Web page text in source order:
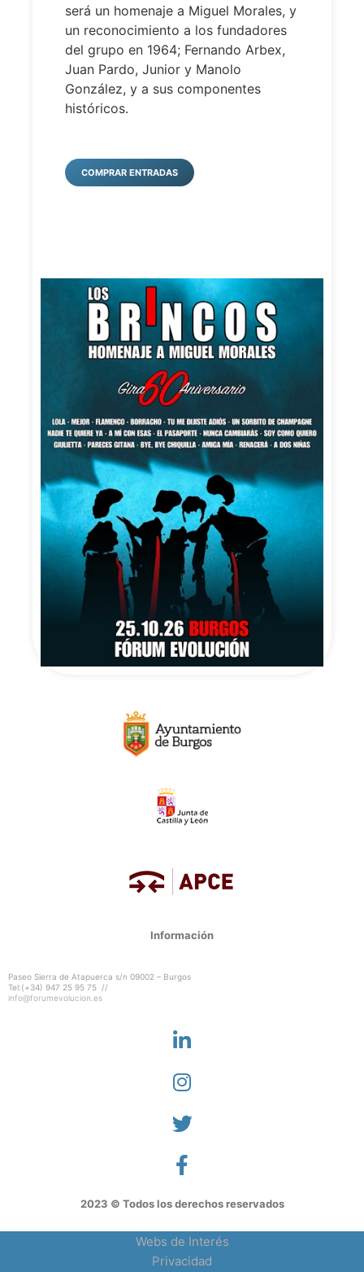
será un homenaje a Miguel Morales, y
un reconocimiento a los fundadores
del grupo en 1964; Fernando Arbex,
Juan Pardo, Junior y Manolo
González, y a sus componentes
históricos.
COMPRAR ENTRADAS
Información
Paseo Sierra de Atapuerca s/n 09002 – Burgos
Tel:(+34) 947 25 95 75 //
info@forumevolucion.es
2023 © Todos los derechos reservados
Webs de Interés
Privacidad